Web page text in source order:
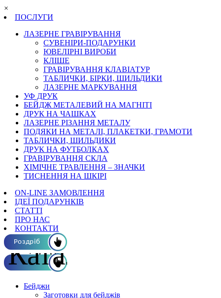
×
ПОСЛУГИ
ЛАЗЕРНЕ ГРАВІРУВАННЯ
СУВЕНІРИ-ПОДАРУНКИ
ЮВЕЛІРНІ ВИРОБИ
КЛІШЕ
ГРАВІРУВАННЯ КЛАВІАТУР
ТАБЛИЧКИ, БІРКИ, ШИЛЬДИКИ
ЛАЗЕРНЕ МАРКУВАННЯ
УФ ДРУК
БЕЙДЖ МЕТАЛЕВИЙ НА МАГНІТІ
ДРУК НА ЧАШКАХ
ЛАЗЕРНЕ РІЗАННЯ МЕТАЛУ
ПОДЯКИ НА МЕТАЛІ, ПЛАКЕТКИ, ГРАМОТИ
ТАБЛИЧКИ, ШИЛЬДИКИ
ДРУК НА ФУТБОЛКАХ
ГРАВІРУВАННЯ СКЛА
ХІМІЧНЕ ТРАВЛЕННЯ – ЗНАЧКИ
ТИСНЕННЯ НА ШКІРІ
ON-LINE ЗАМОВЛЕННЯ
ІДЕЇ ПОДАРУНКІВ
СТАТТІ
ПРО НАС
КОНТАКТИ
Роздріб
Каталог ОПТ
Бейджи
Заготовки для бейджів